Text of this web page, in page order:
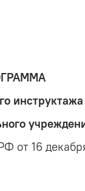
от 16